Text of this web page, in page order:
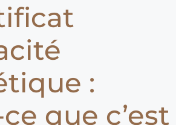
:
que c’est